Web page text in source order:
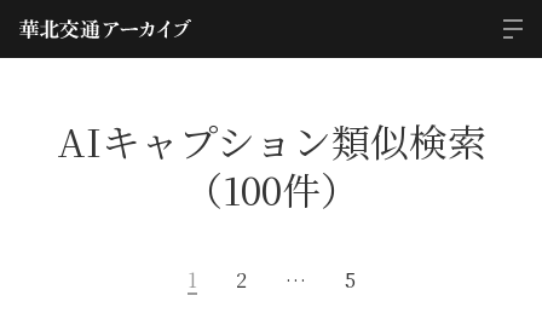
AIキャプション類似検索
（100件）
1 2 … 5